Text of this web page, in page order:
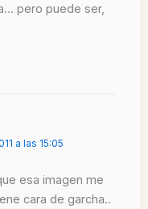
pero puede ser,
a las 15:05
esa imagen me
cara de garcha..